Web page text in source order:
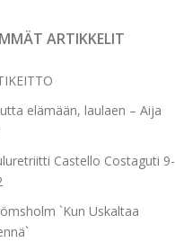
ARTIKKELIT
elämään, laulaen – Aija
Castello Costaguti 9-
`Kun Uskaltaa